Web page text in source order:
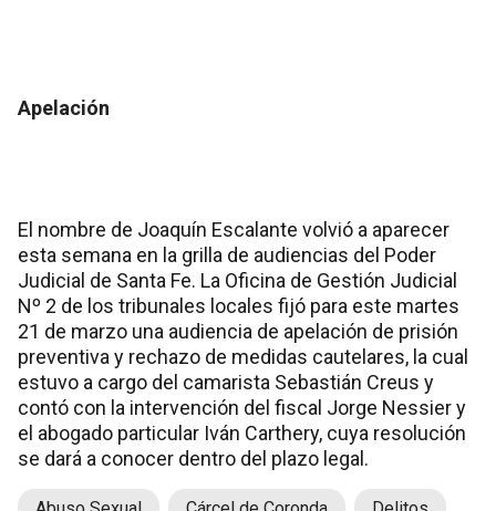
Apelación
El nombre de Joaquín Escalante volvió a aparecer
esta semana en la grilla de audiencias del Poder
Judicial de Santa Fe. La Oficina de Gestión Judicial
Nº 2 de los tribunales locales fijó para este martes
21 de marzo una audiencia de apelación de prisión
preventiva y rechazo de medidas cautelares, la cual
estuvo a cargo del camarista Sebastián Creus y
contó con la intervención del fiscal Jorge Nessier y
el abogado particular Iván Carthery, cuya resolución
se dará a conocer dentro del plazo legal.